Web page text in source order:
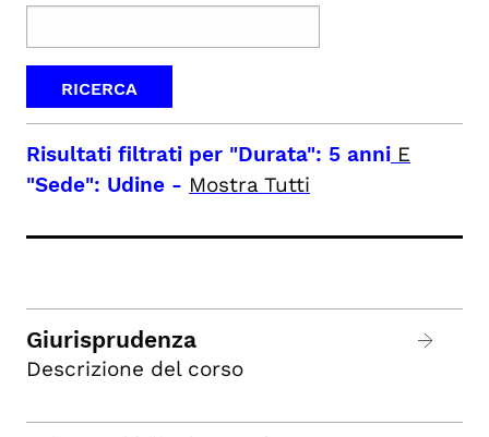
Risultati filtrati per "Durata": 5 anni E
"Sede": Udine - Mostra Tutti
Giurisprudenza
Descrizione del corso